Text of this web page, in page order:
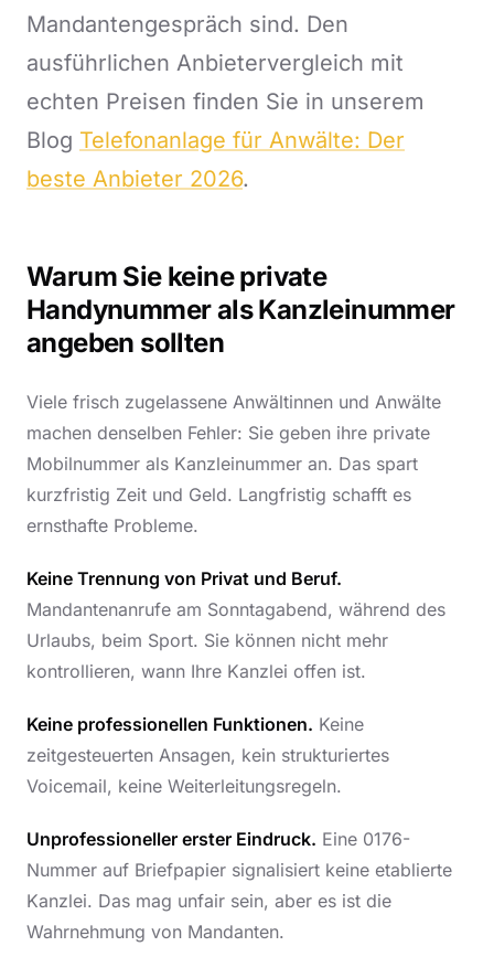
Mandantengespräch sind. Den
ausführlichen Anbietervergleich mit
echten Preisen finden Sie in unserem
Blog Telefonanlage für Anwälte: Der
beste Anbieter 2026.
Warum Sie keine private
Handynummer als Kanzleinummer
angeben sollten
Viele frisch zugelassene Anwältinnen und Anwälte
machen denselben Fehler: Sie geben ihre private
Mobilnummer als Kanzleinummer an. Das spart
kurzfristig Zeit und Geld. Langfristig schafft es
ernsthafte Probleme.
Keine Trennung von Privat und Beruf.
Mandantenanrufe am Sonntagabend, während des
Urlaubs, beim Sport. Sie können nicht mehr
kontrollieren, wann Ihre Kanzlei offen ist.
Keine professionellen Funktionen. Keine
zeitgesteuerten Ansagen, kein strukturiertes
Voicemail, keine Weiterleitungsregeln.
Unprofessioneller erster Eindruck. Eine 0176-
Nummer auf Briefpapier signalisiert keine etablierte
Kanzlei. Das mag unfair sein, aber es ist die
Wahrnehmung von Mandanten.